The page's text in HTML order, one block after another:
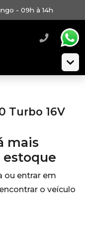
- 09h à 14h
Turbo 16V
mais
estoque
ou entrar em
o veículo